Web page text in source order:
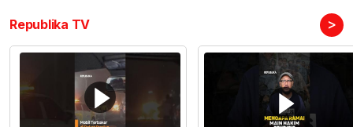
Republika TV >